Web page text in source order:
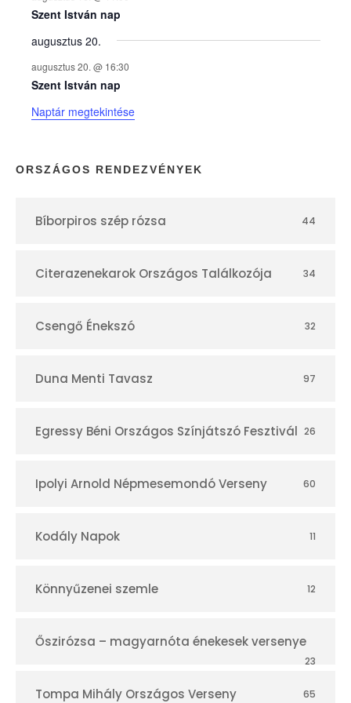
e
k
n
a
p
r
Szent István nap
augusztus 20.
augusztus 20. @ 16:30
Szent István nap
Naptár megtekintése
ORSZÁGOS RENDEZVÉNYEK
Bíborpiros szép rózsa 44
Citerazenekarok Országos Találkozója 34
Csengő Énekszó 32
Duna Menti Tavasz 97
Egressy Béni Országos Színjátszó Fesztivál 26
Ipolyi Arnold Népmesemondó Verseny 60
Kodály Napok 11
Könnyűzenei szemle 12
Őszirózsa – magyarnóta énekesek versenye
23
Tompa Mihály Országos Verseny 65